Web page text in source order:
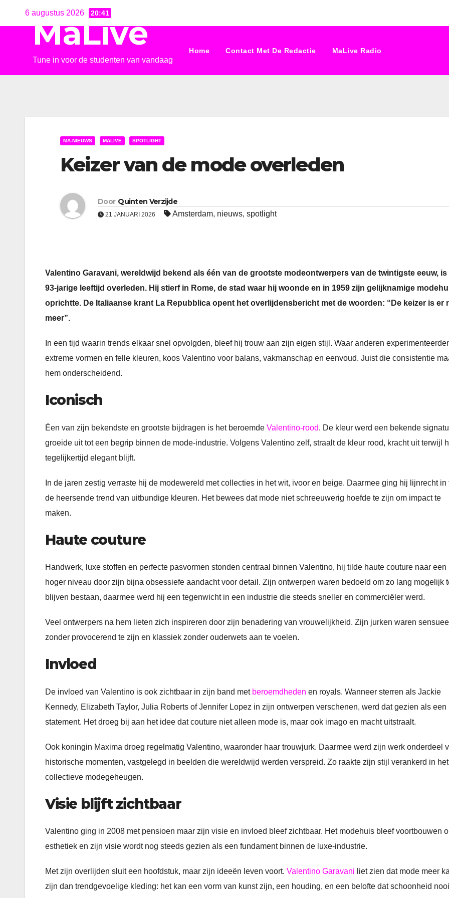
6 augustus 2026 20:41
MaLive
Tune in voor de studenten van vandaag
Home Contact Met De Redactie MaLive Radio
MA-NIEUWS MALIVE SPOTLIGHT
Keizer van de mode overleden
Door Quinten Verzijde
21 JANUARI 2026 Amsterdam, nieuws, spotlight
Valentino Garavani, wereldwijd bekend als één van de grootste modeontwerpers van de twintigste eeuw, is
93-jarige leeftijd overleden. Hij stierf in Rome, de stad waar hij woonde en in 1959 zijn gelijknamige
oprichtte. De Italiaanse krant La Repubblica opent het overlijdensbericht met de woorden: “De keizer is er
meer”.
In een tijd waarin trends elkaar snel opvolgden, bleef hij trouw aan zijn eigen stijl. Waar anderen
extreme vormen en felle kleuren, koos Valentino voor balans, vakmanschap en eenvoud. Juist die consistentie
hem onderscheidend.
Iconisch
Éen van zijn bekendste en grootste bijdragen is het beroemde Valentino-rood. De kleur werd een bekende
groeide uit tot een begrip binnen de mode-industrie. Volgens Valentino zelf, straalt de kleur rood, kracht uit terwijl
tegelijkertijd elegant blijft.
In de jaren zestig verraste hij de modewereld met collecties in het wit, ivoor en beige. Daarmee ging hij lijnrecht in
de heersende trend van uitbundige kleuren. Het bewees dat mode niet schreeuwerig hoefde te zijn om impact te
maken.
Haute couture
Handwerk, luxe stoffen en perfecte pasvormen stonden centraal binnen Valentino, hij tilde haute couture naar een
hoger niveau door zijn bijna obsessiefe aandacht voor detail. Zijn ontwerpen waren bedoeld om zo lang mogelijk
blijven bestaan, daarmee werd hij een tegenwicht in een industrie die steeds sneller en commerciëler werd.
Veel ontwerpers na hem lieten zich inspireren door zijn benadering van vrouwelijkheid. Zijn jurken waren sensueel
zonder provocerend te zijn en klassiek zonder ouderwets aan te voelen.
Invloed
De invloed van Valentino is ook zichtbaar in zijn band met beroemdheden en royals. Wanneer sterren als Jackie
Kennedy, Elizabeth Taylor, Julia Roberts of Jennifer Lopez in zijn ontwerpen verschenen, werd dat gezien als een
statement. Het droeg bij aan het idee dat couture niet alleen mode is, maar ook imago en macht uitstraalt.
Ook koningin Maxima droeg regelmatig Valentino, waaronder haar trouwjurk. Daarmee werd zijn werk onderdeel
historische momenten, vastgelegd in beelden die wereldwijd werden verspreid. Zo raakte zijn stijl verankerd in het
collectieve modegeheugen.
Visie blijft zichtbaar
Valentino ging in 2008 met pensioen maar zijn visie en invloed bleef zichtbaar. Het modehuis bleef voortbouwen
esthetiek en zijn visie wordt nog steeds gezien als een fundament binnen de luxe-industrie.
Met zijn overlijden sluit een hoofdstuk, maar zijn ideeën leven voort. Valentino Garavani liet zien dat mode meer
zijn dan trendgevoelige kleding: het kan een vorm van kunst zijn, een houding, en een belofte dat schoonheid